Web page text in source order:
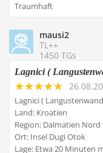
Traumhaft
mausi2
TL++
1450 TGs
Lagnici (
Lagnici (
Land: Kroatien
Region: Dalmatien Nord
Ort: Insel Dugi Otok
Lage: Etwa 20 Minuten